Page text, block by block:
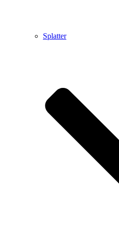
Splatter